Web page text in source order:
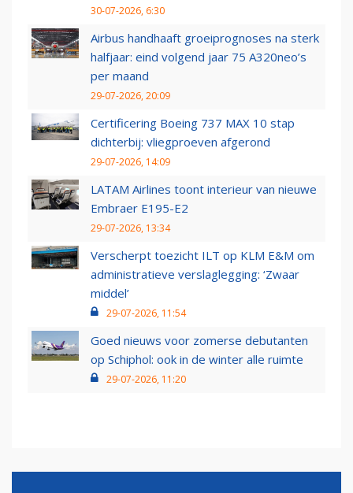
30-07-2026, 6:30
Airbus handhaaft groeiprognoses na sterk
halfjaar: eind volgend jaar 75 A320neo’s
per maand
29-07-2026, 20:09
Certificering Boeing 737 MAX 10 stap
dichterbij: vliegproeven afgerond
29-07-2026, 14:09
LATAM Airlines toont interieur van nieuwe
Embraer E195-E2
29-07-2026, 13:34
Verscherpt toezicht ILT op KLM E&M om
administratieve verslaglegging: ‘Zwaar
middel’
29-07-2026, 11:54
Goed nieuws voor zomerse debutanten
op Schiphol: ook in de winter alle ruimte
29-07-2026, 11:20